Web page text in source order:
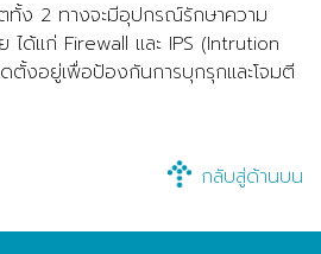
ทั้ง 2 ทางจะมีอุปกรณ์รักษาความ
ได้แก่ Firewall และ IPS (Intrution
งอยู่เพื่อป้องกันการบุกรุกและโจมตี
กลับสู่ด้านบน